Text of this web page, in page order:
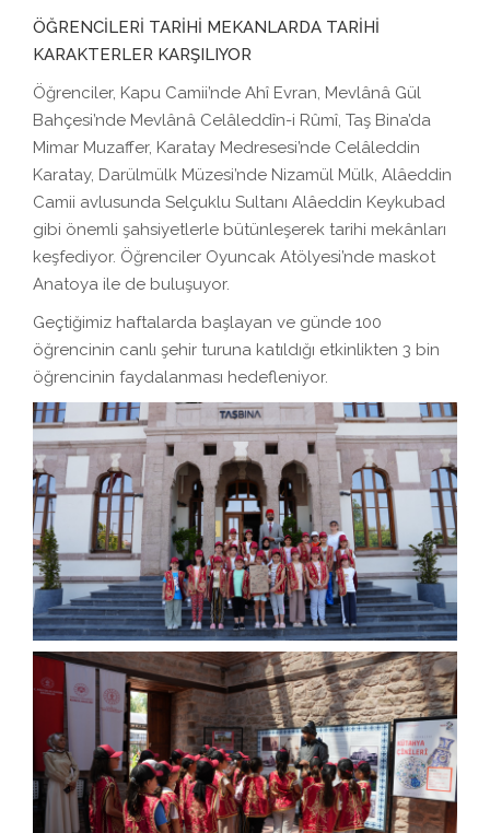
ÖĞRENCİLERİ TARİHİ MEKANLARDA TARİHİ
KARAKTERLER KARŞILIYOR
Öğrenciler, Kapu Camii’nde Ahî Evran, Mevlânâ Gül
Bahçesi’nde Mevlânâ Celâleddîn-i Rûmî, Taş Bina’da
Mimar Muzaffer, Karatay Medresesi’nde Celâleddin
Karatay, Darülmülk Müzesi’nde Nizamül Mülk, Alâeddin
Camii avlusunda Selçuklu Sultanı Alâeddin Keykubad
gibi önemli şahsiyetlerle bütünleşerek tarihi mekânları
keşfediyor. Öğrenciler Oyuncak Atölyesi’nde maskot
Anatoya ile de buluşuyor.
Geçtiğimiz haftalarda başlayan ve günde 100
öğrencinin canlı şehir turuna katıldığı etkinlikten 3 bin
öğrencinin faydalanması hedefleniyor.